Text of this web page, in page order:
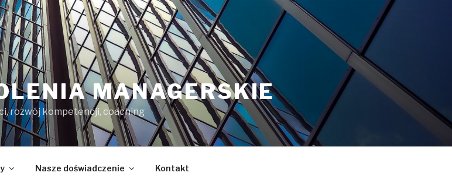
MANAGERSKIE
rozwój kompetencji, coaching
Nasze doświadczenie Kontakt